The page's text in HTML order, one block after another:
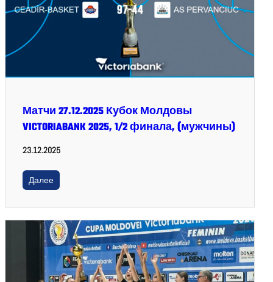
Матчи 27.12.2025 Кубок Молдовы
VICTORIABANK 2025, 1/2 финала, (мужчины)
23.12.2025
Далее